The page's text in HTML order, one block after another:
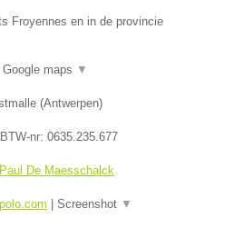
Froyennes en in de provincie
Google maps ▼
(Antwerpen)
, BTW-nr: 0635.235.677
De Maesschalck
| Screenshot ▼